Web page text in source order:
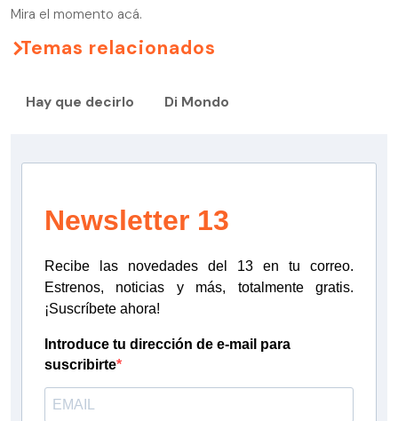
Mira el momento acá.
Temas relacionados
Hay que decirlo Di Mondo
Newsletter 13
Recibe las novedades del 13 en tu correo.
Estrenos, noticias y más, totalmente gratis.
¡Suscríbete ahora!
Introduce tu dirección de e-mail para
suscribirte